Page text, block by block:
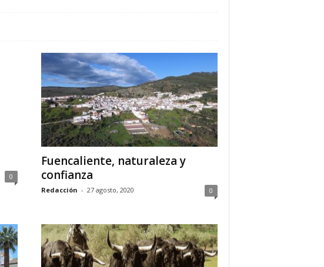
0
Fuencaliente, naturaleza y
confianza
Redacción - 27 agosto, 2020 0